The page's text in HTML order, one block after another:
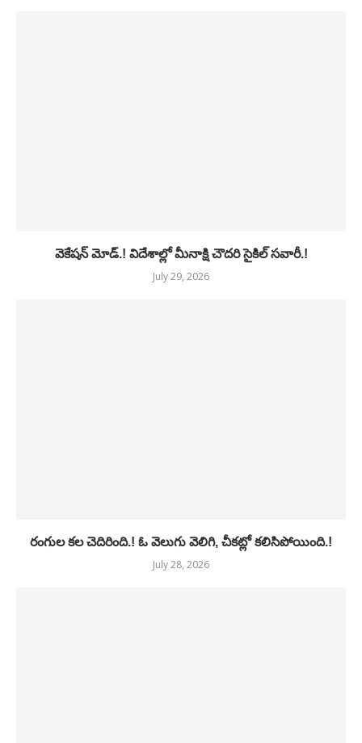
వెకేషన్ మోడ్.! విదేశాల్లో మీనాక్షి చౌదరి సైకిల్ సవారీ.!
July 29, 2026
రంగుల కల చెదిరింది.! ఓ వెలుగు వెలిగి, చీకట్లో కలిసిపోయింది.!
July 28, 2026